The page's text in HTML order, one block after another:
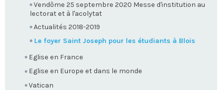
Vendôme 25 septembre 2020 Messe d'institution au
lectorat et à l'acolytat
Actualités 2018-2019
Le foyer Saint Joseph pour les étudiants à Blois
Eglise en France
Eglise en Europe et dans le monde
Vatican